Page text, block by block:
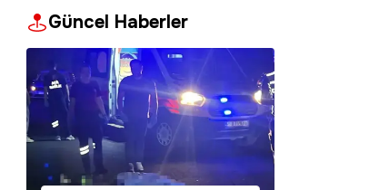
Güncel Haberler